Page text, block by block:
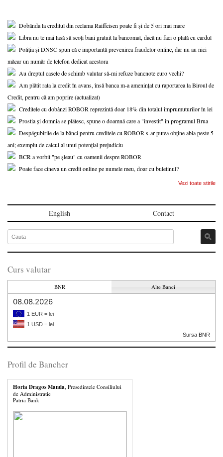
Dobânda la creditul din reclama Raiffeisen poate fi și de 5 ori mai mare
Libra nu te mai lasă să scoți bani gratuit la bancomat, dacă nu faci o plată cu cardul
Poliția și DNSC spun că e importantă prevenirea fraudelor online, dar nu au nici
măcar un număr de telefon dedicat acestora
Au dreptul casele de schimb valutar să-mi refuze bancnote euro vechi?
Am plătit rata la credit în avans, însă banca m-a amenințat cu raportarea la Biroul de
Credit, pentru că am poprire (actualizat)
Creditele cu dobânzi ROBOR reprezintă doar 18% din totalul împrumuturilor în lei
Prostia și domnia se plătesc, spune o doamnă care a "investit" în programul Brua
Despăgubirile de la bănci pentru creditele cu ROBOR s-ar putea obține abia peste 5
ani; exemplu de calcul al unui potențial prejudiciu
BCR a vorbit "pe șleau" cu oamenii despre ROBOR
Poate face cineva un credit online pe numele meu, doar cu buletinul?
Vezi toate stirile
English Contact
Curs valutar
BNR Alte Banci
08.08.2026
1 EUR = lei
1 USD = lei
Sursa BNR
Profil de Bancher
Horia Dragos Manda , Presedintele Consiliului
de Administratie
Patria Bank